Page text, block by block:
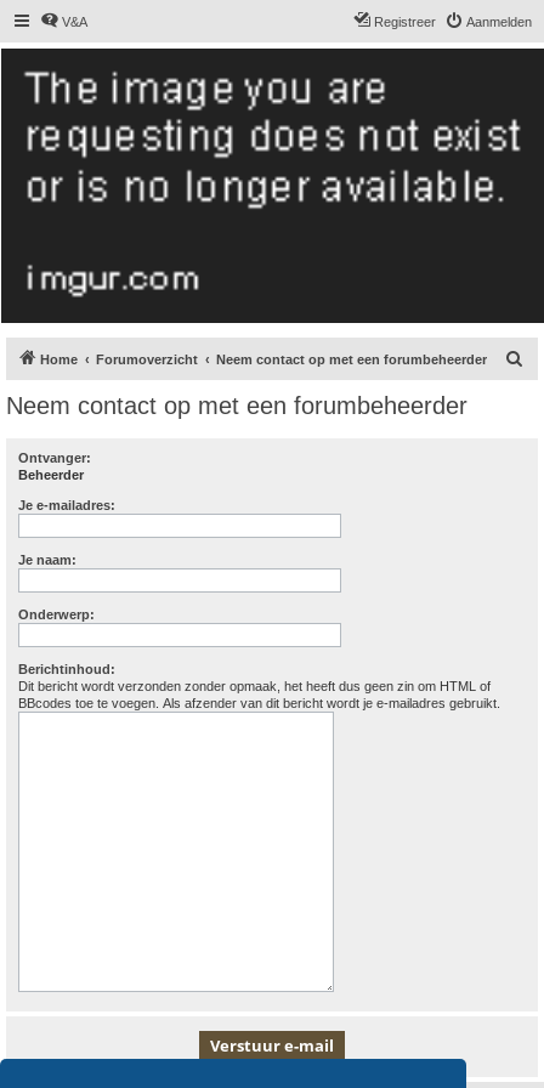
V&A Aanmelden
Registreer
De Hollandse
smoushond
Het gezelligste smoushondenforum online
Home Forumoverzicht Neem contact op met een forumbeheerder
Neem contact op met een forumbeheerder
Ontvanger:
Beheerder
Je e-mailadres:
Je naam:
Onderwerp:
Berichtinhoud:
Dit bericht wordt verzonden zonder opmaak, het heeft dus geen zin om HTML of
BBcodes toe te voegen. Als afzender van dit bericht wordt je e-mailadres gebruikt.